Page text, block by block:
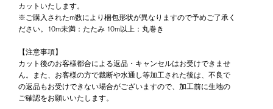
カットいたします。
※ご購入されたm数により梱包形状が異なりますので予めご了承く
ださい。10m未満：たたみ 10m以上：丸巻き
【注意事項】
カット後のお客様都合による返品・キャンセルはお受けできませ
ん。また、お客様の方で裁断や水通し等加工された後は、不良で
の返品もお受けできない場合がございますので、加工前に生地の
ご確認をお願いいたします。